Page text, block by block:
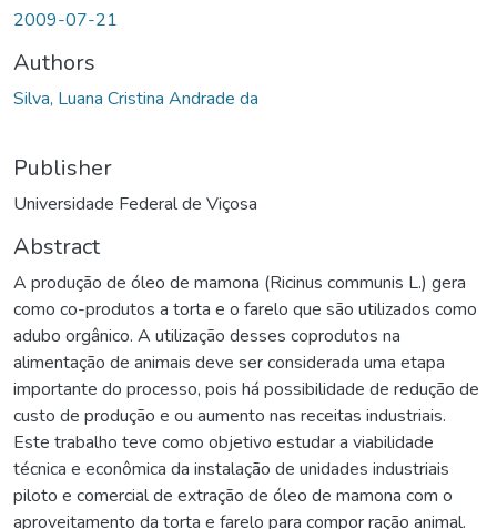
2009-07-21
Authors
Silva, Luana Cristina Andrade da
Publisher
Universidade Federal de Viçosa
Abstract
A produção de óleo de mamona (Ricinus communis L.) gera
como co-produtos a torta e o farelo que são utilizados como
adubo orgânico. A utilização desses coprodutos na
alimentação de animais deve ser considerada uma etapa
importante do processo, pois há possibilidade de redução de
custo de produção e ou aumento nas receitas industriais.
Este trabalho teve como objetivo estudar a viabilidade
técnica e econômica da instalação de unidades industriais
piloto e comercial de extração de óleo de mamona com o
aproveitamento da torta e farelo para compor ração animal.